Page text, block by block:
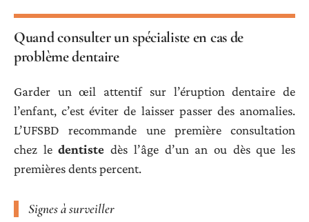
Quand consulter un spécialiste en cas de
problème dentaire
Garder un œil attentif sur l’éruption dentaire de
l’enfant, c’est éviter de laisser passer des anomalies.
L’UFSBD recommande une première consultation
chez ledentiste dès l’âge d’un an ou dès que les
premières dents percent.
Signes à surveiller